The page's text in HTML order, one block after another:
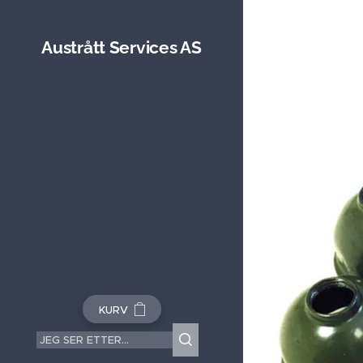
Austrått Services AS
KURV